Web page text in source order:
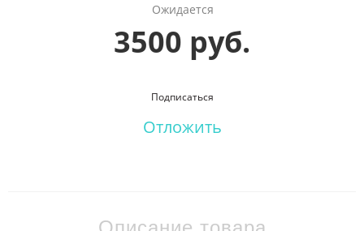
Ожидается
3500 руб.
Подписаться
Отложить